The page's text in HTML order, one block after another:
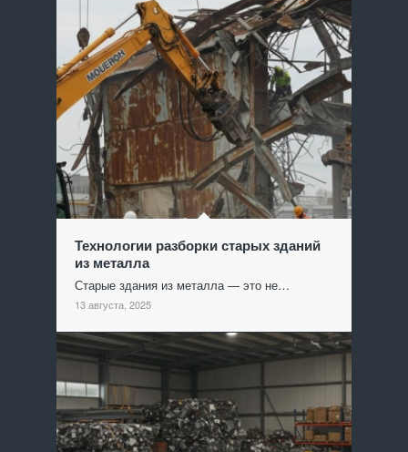
Технологии разборки старых зданий
из металла
Старые здания из металла — это не…
13 августа, 2025